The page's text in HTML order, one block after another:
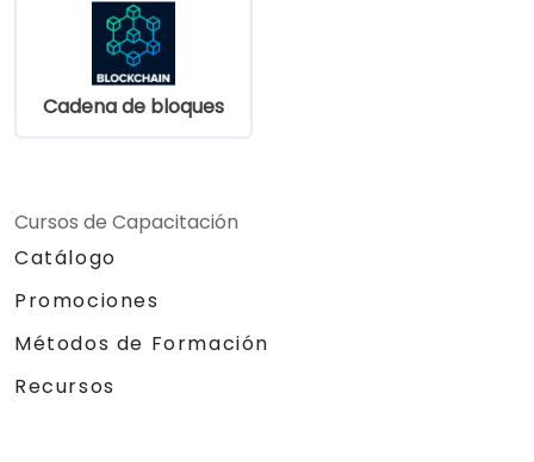
Cadena de bloques
Cursos de Capacitación
Catálogo
Promociones
Métodos de Formación
Recursos